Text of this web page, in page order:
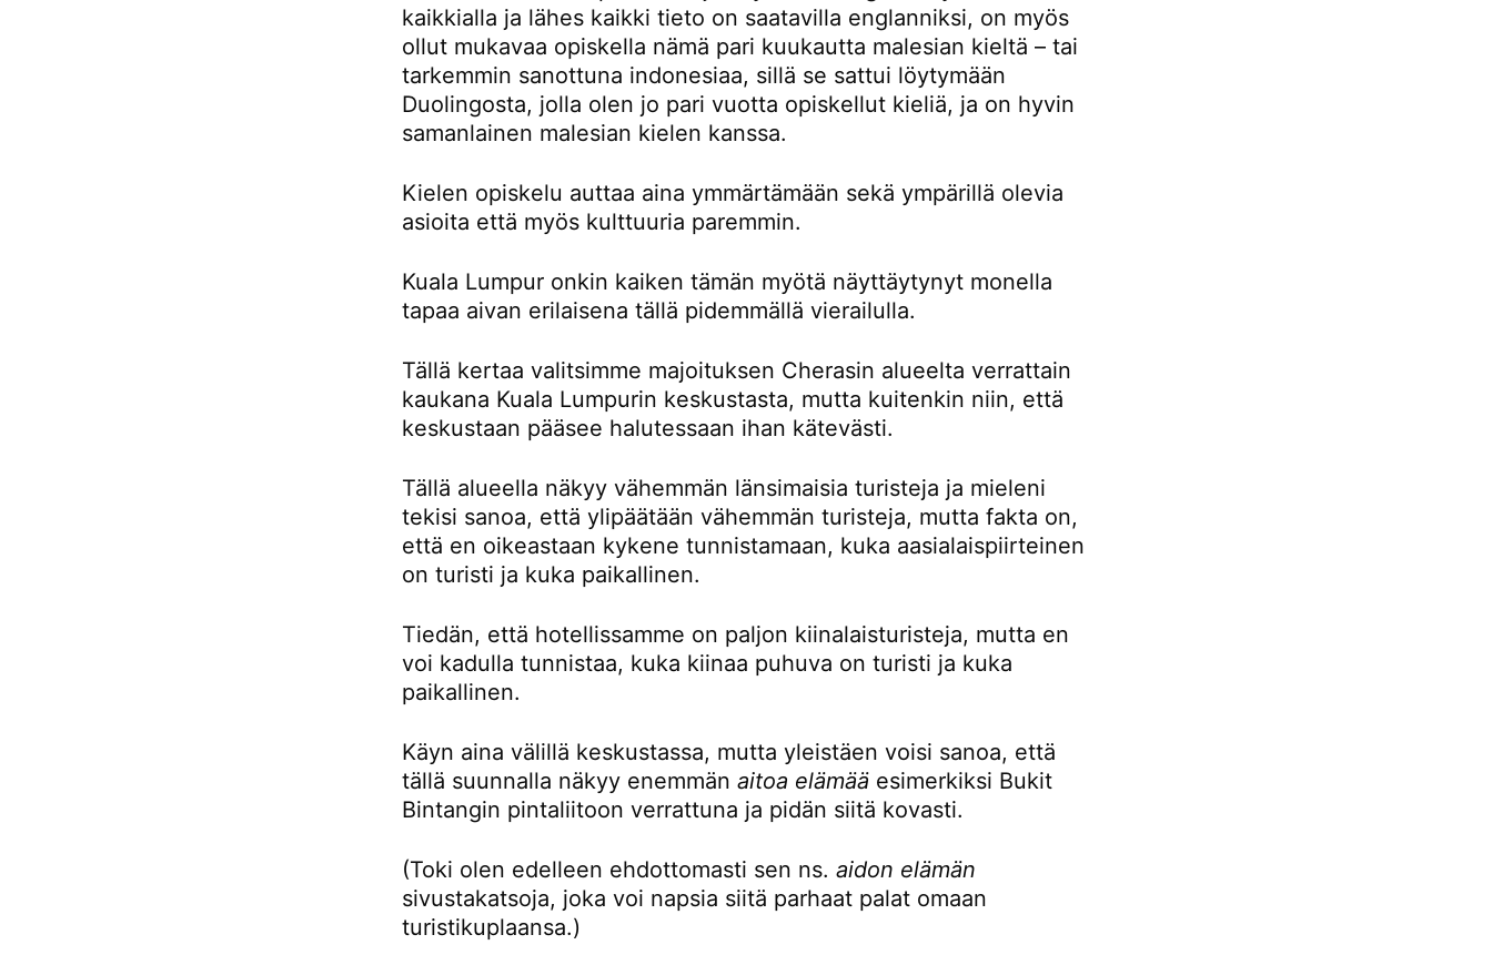
kaikkialla ja lähes kaikki tieto on saatavilla englanniksi, on myös
ollut mukavaa opiskella nämä pari kuukautta malesian kieltä – tai
tarkemmin sanottuna indonesiaa, sillä se sattui löytymään
Duolingosta, jolla olen jo pari vuotta opiskellut kieliä, ja on hyvin
samanlainen malesian kielen kanssa.
Kielen opiskelu auttaa aina ymmärtämään sekä ympärillä olevia
asioita että myös kulttuuria paremmin.
Kuala Lumpur onkin kaiken tämän myötä näyttäytynyt monella
tapaa aivan erilaisena tällä pidemmällä vierailulla.
Tällä kertaa valitsimme majoituksen Cherasin alueelta verrattain
kaukana Kuala Lumpurin keskustasta, mutta kuitenkin niin, että
keskustaan pääsee halutessaan ihan kätevästi.
Tällä alueella näkyy vähemmän länsimaisia turisteja ja mieleni
tekisi sanoa, että ylipäätään vähemmän turisteja, mutta fakta on,
että en oikeastaan kykene tunnistamaan, kuka aasialaispiirteinen
on turisti ja kuka paikallinen.
Tiedän, että hotellissamme on paljon kiinalaisturisteja, mutta en
voi kadulla tunnistaa, kuka kiinaa puhuva on turisti ja kuka
paikallinen.
Käyn aina välillä keskustassa, mutta yleistäen voisi sanoa, että
tällä suunnalla näkyy enemmän aitoa elämää esimerkiksi Bukit
Bintangin pintaliitoon verrattuna ja pidän siitä kovasti.
(Toki olen edelleen ehdottomasti sen ns. aidon elämän
sivustakatsoja, joka voi napsia siitä parhaat palat omaan
turistikuplaansa.)